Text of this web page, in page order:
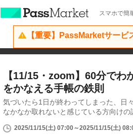
スマホで簡
【重要】PassMarketサービ
【11/15・zoom】60分でわ
をかなえる手帳の鉄則
気づいたら1日が終わってしまった、日
なかなか取れないと感じている方向けの
2025/11/15(土) 07:00～2025/11/15(土)